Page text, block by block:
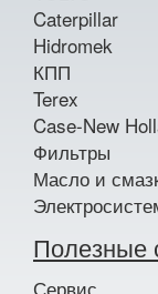
Caterpillar
Hidromek
КПП
Terex
Case-New
Фильтры
Масло и
Полезные
Сервис